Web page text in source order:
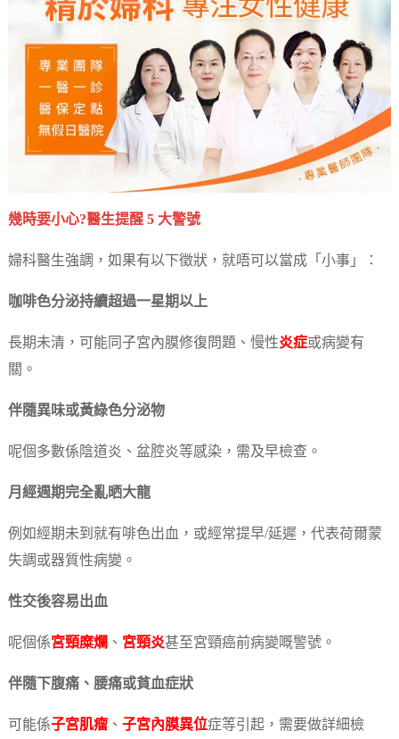
幾時要小心?醫生提醒 5 大警號
婦科醫生強調，如果有以下徵狀，就唔可以當成「小事」：
咖啡色分泌持續超過一星期以上
長期未清，可能同子宮內膜修復問題、慢性炎症或病變有
關。
伴隨異味或黃綠色分泌物
呢個多數係陰道炎、盆腔炎等感染，需及早檢查。
月經週期完全亂晒大龍
例如經期未到就有啡色出血，或經常提早/延遲，代表荷爾蒙
失調或器質性病變。
性交後容易出血
呢個係宮頸糜爛 、 宮頸炎甚至宮頸癌前病變嘅警號。
伴隨下腹痛、腰痛或貧血症狀
可能係子宮肌瘤、 子宮內膜異位症等引起，需要做詳細檢